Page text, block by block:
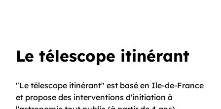
Le télescope itinérant
"Le télescope itinérant" est basé en Ile-de-France
et propose des interventions d'initiation à